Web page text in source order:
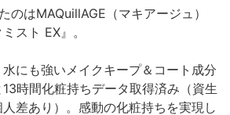
のはMAQuillAGE（マキアージュ）
スト EX』。
にも強いメイクキープ＆コート成分
時間化粧持ちデータ取得済み（資生
差あり）。感動の化粧持ちを実現し